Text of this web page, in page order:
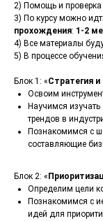
2) Помощь и проверка
3) По курсу можно
прохождения: 1-2
4) Все материалы
5) В процессе
Блок 1: «Стратегия
Освоим
Научимся
трендов в
Познакомимся с
составляющие
Блок 2: «
Определим цели
Познакомимся с
идей для